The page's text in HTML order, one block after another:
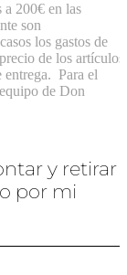
a 200€ en las
son
los gastos de
de los
entrega.Para el
de Don
y retirar
por mi